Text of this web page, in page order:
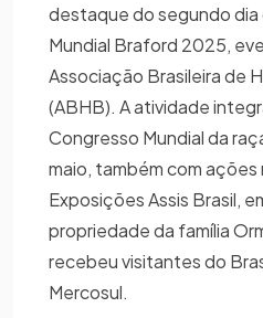
destaque do segundo dia
Mundial Braford 2025,
Associação Brasileira de
(ABHB). A atividade
Congresso Mundial da
maio, também com ações
Exposições Assis Brasil,
propriedade da família
recebeu visitantes do
Mercosul.